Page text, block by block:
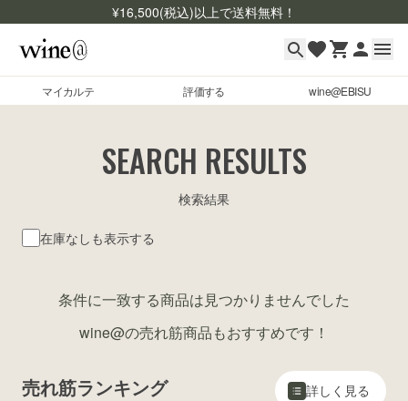
¥16,500(税込)以上で送料無料！
マイカルテ 評価する wine@EBISU
マイカルテ
商品検索
よくあるご質問
お問い合わせ
SEARCH RESULTS
検索結果
在庫なしも表示する
条件に一致する商品は見つかりませんでした
wine@の売れ筋商品もおすすめです！
売れ筋ランキング 詳しく見る